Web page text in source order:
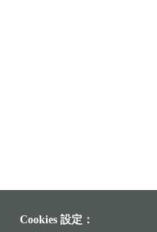
Cookies 設定：